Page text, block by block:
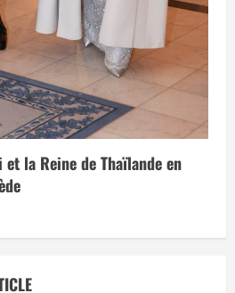
la Reine de Thaïlande en